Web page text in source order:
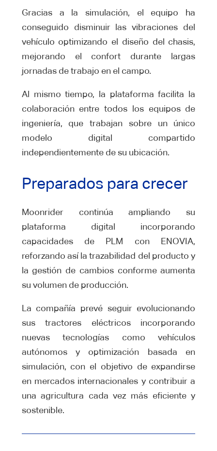
Gracias a la simulación, el equipo ha
conseguido disminuir las vibraciones del
vehículo optimizando el diseño del chasis,
mejorando el confort durante largas
jornadas de trabajo en el campo.
Al mismo tiempo, la plataforma facilita la
colaboración entre todos los equipos de
ingeniería, que trabajan sobre un único
modelo digital compartido
independientemente de su ubicación.
Preparados para crecer
Moonrider continúa ampliando su
plataforma digital incorporando
capacidades de PLM con ENOVIA,
reforzando así la trazabilidad del producto y
la gestión de cambios conforme aumenta
su volumen de producción.
La compañía prevé seguir evolucionando
sus tractores eléctricos incorporando
nuevas tecnologías como vehículos
autónomos y optimización basada en
simulación, con el objetivo de expandirse
en mercados internacionales y contribuir a
una agricultura cada vez más eficiente y
sostenible.